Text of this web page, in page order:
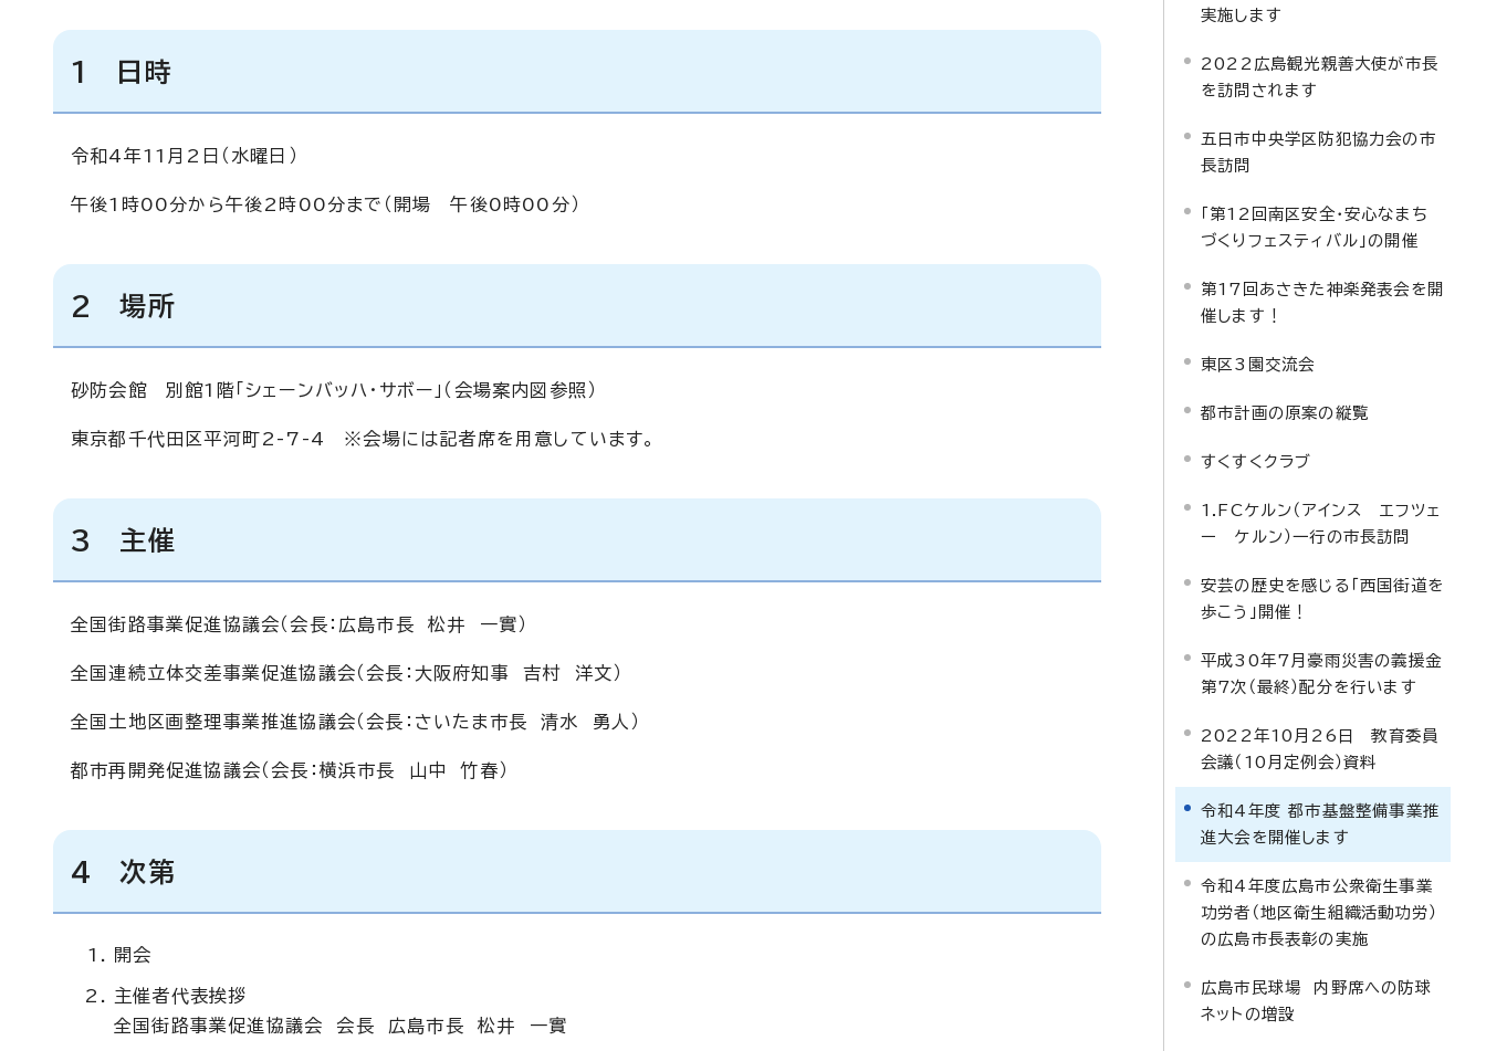
1 日時
令和4年11月2日（水曜日）
午後1時00分から午後2時00分まで（開場 午後0時00分）
2 場所
砂防会館 別館1階「シェーンバッハ・サボー」（会場案内図参照）
東京都千代田区平河町2-7-4 ※会場には記者席を用意しています。
3 主催
全国街路事業促進協議会（会長：広島市長 松井 一實）
全国連続立体交差事業促進協議会（会長：大阪府知事 吉村 洋文）
全国土地区画整理事業推進協議会（会長：さいたま市長 清水 勇人）
都市再開発促進協議会（会長：横浜市長 山中 竹春）
4 次第
開会
主催者代表挨拶
全国街路事業促進協議会 会長 広島市長 松井 一實
実施します
2022広島観光親善大使が市長
を訪問されます
五日市中央学区防犯協力会の市
長訪問
「第12回南区安全・安心なまち
づくりフェスティバル」の開催
第17回あさきた神楽発表会を開
催します！
東区3園交流会
都市計画の原案の縦覧
すくすくクラブ
1.FCケルン（アインス エフツェ
ー ケルン）一行の市長訪問
安芸の歴史を感じる「西国街道を
歩こう」開催！
平成30年7月豪雨災害の義援金
第7次（最終）配分を行います
2022年10月26日 教育委員
会議（10月定例会）資料
令和4年度 都市基盤整備事業推
進大会を開催します
令和4年度広島市公衆衛生事業
功労者（地区衛生組織活動功労）
の広島市長表彰の実施
広島市民球場 内野席への防球
ネットの増設